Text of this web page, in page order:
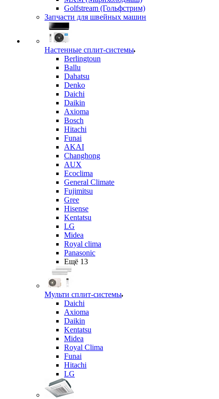
Golfstream (Гольфстрим)
Запчасти для швейных машин
Настенные сплит-системы
Berlingtoun
Ballu
Dahatsu
Denko
Daichi
Daikin
Axioma
Bosch
Hitachi
Funai
AKAI
Changhong
AUX
Ecoclima
General Climate
Fujimitsu
Gree
Hisense
Kentatsu
LG
Midea
Royal clima
Panasonic
Ещё 13
Мульти сплит-системы
Daichi
Axioma
Daikin
Kentatsu
Midea
Royal Clima
Funai
Hitachi
LG